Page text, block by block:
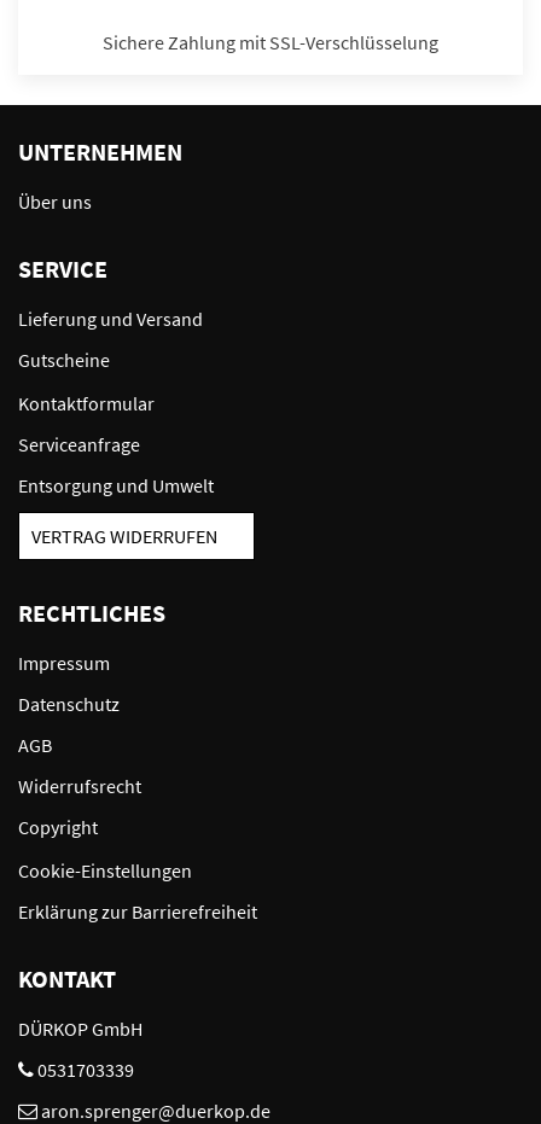
Sichere Zahlung mit SSL-Verschlüsselung
UNTERNEHMEN
Über uns
SERVICE
Lieferung und Versand
Gutscheine
Kontaktformular
Serviceanfrage
Entsorgung und Umwelt
VERTRAG WIDERRUFEN
RECHTLICHES
Impressum
Datenschutz
AGB
Widerrufsrecht
Copyright
Cookie-Einstellungen
Erklärung zur Barrierefreiheit
KONTAKT
DÜRKOP GmbH
0531703339
aron.sprenger@duerkop.de